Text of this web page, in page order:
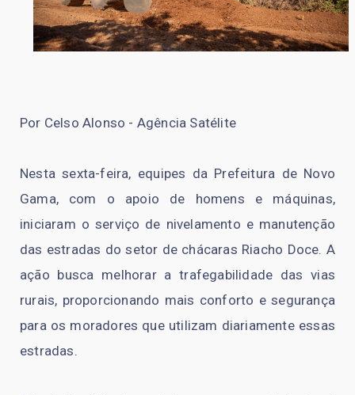
Por Celso Alonso - Agência Satélite
Nesta sexta-feira, equipes da Prefeitura de Novo
Gama, com o apoio de homens e máquinas,
iniciaram o serviço de nivelamento e manutenção
das estradas do setor de chácaras Riacho Doce. A
ação busca melhorar a trafegabilidade das vias
rurais, proporcionando mais conforto e segurança
para os moradores que utilizam diariamente essas
estradas.